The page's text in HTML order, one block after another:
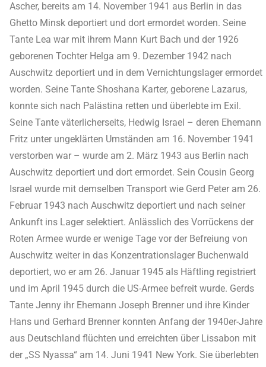
Ascher, bereits am 14. November 1941 aus Berlin in das
Ghetto Minsk deportiert und dort ermordet worden. Seine
Tante Lea war mit ihrem Mann Kurt Bach und der 1926
geborenen Tochter Helga am 9. Dezember 1942 nach
Auschwitz deportiert und in dem Vernichtungslager ermordet
worden. Seine Tante Shoshana Karter, geborene Lazarus,
konnte sich nach Palästina retten und überlebte im Exil.
Seine Tante väterlicherseits, Hedwig Israel – deren Ehemann
Fritz unter ungeklärten Umständen am 16. November 1941
verstorben war – wurde am 2. März 1943 aus Berlin nach
Auschwitz deportiert und dort ermordet. Sein Cousin Georg
Israel wurde mit demselben Transport wie Gerd Peter am 26.
Februar 1943 nach Auschwitz deportiert und nach seiner
Ankunft ins Lager selektiert. Anlässlich des Vorrückens der
Roten Armee wurde er wenige Tage vor der Befreiung von
Auschwitz weiter in das Konzentrationslager Buchenwald
deportiert, wo er am 26. Januar 1945 als Häftling registriert
und im April 1945 durch die US-Armee befreit wurde. Gerds
Tante Jenny ihr Ehemann Joseph Brenner und ihre Kinder
Hans und Gerhard Brenner konnten Anfang der 1940er-Jahre
aus Deutschland flüchten und erreichten über Lissabon mit
der „SS Nyassa“ am 14. Juni 1941 New York. Sie überlebten